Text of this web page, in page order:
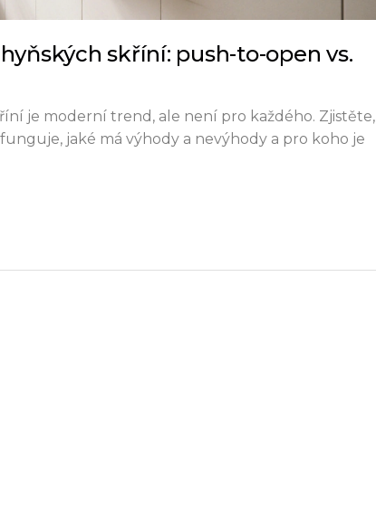
skříní: push-to-open vs.
je moderní trend, ale není pro každého. Zjistěte,
jaké má výhody a nevýhody a pro koho je